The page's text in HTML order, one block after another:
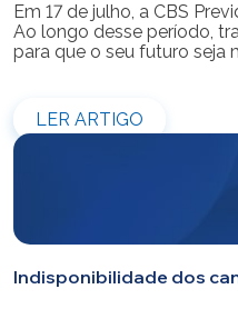
Em 17 de julho, a CBS
Ao longo desse período,
para que o seu futuro seja
eficiência e transparência
de 39 mil participantes.
LER ARTIGO
Indisponibilidade dos